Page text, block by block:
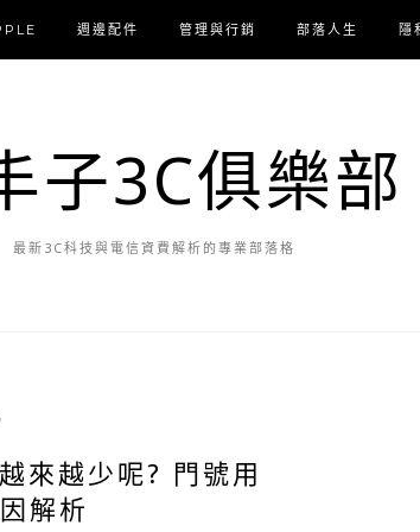
週邊配件 管理與行銷 部落人生 隱
子3C俱樂部
最新3C科技與電信資費解析的專業部落格
來越少呢? 門號用
解析